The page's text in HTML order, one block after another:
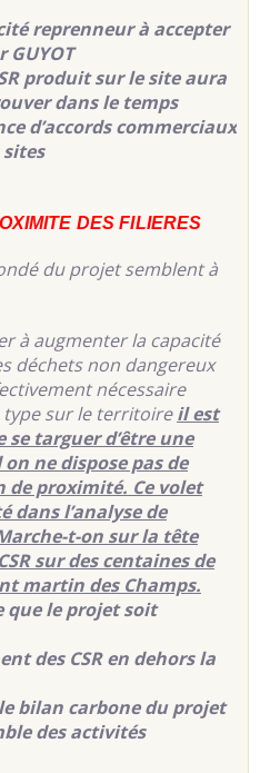
reprenneur à accepter
GUYOT
produit sur le site aura
dans le temps
d’accords commerciaux
sites
DES FILIERES
du projet semblent à
à augmenter la capacité
déchets non dangereux
nécessaire
type sur le territoireil est
targuer d’être une
ne dispose pas de
proximité. Ce volet
dans l’analyse de
t-on sur la tête
sur des centaines de
martin des Champs.
que le projet soit
des CSR en dehors la
bilan carbone du projet
des activités